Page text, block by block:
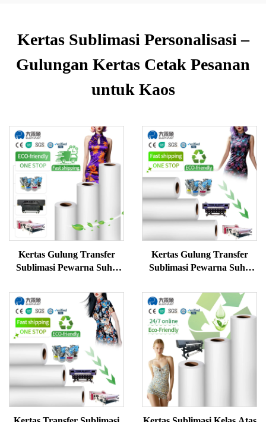
Kertas Sublimasi Personalisasi –
Gulungan Kertas Cetak Pesanan
untuk Kaos
Kertas Gulung Transfer
Sublimasi Pewarna Suhu
Berkualitas Premium
Kertas Gulung Transfer
Sublimasi Pewarna Suhu
Premium